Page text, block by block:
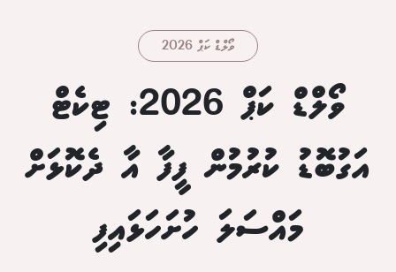
ވޯލްޑް ކަޕް 2026
ވޯލްޑް ކަޕް 2026: ޓިކެޓް
އަގުބޮޑު ކުރުމުން ފީފާ އާ ދެކޮޅަށް
މައްސަލަ ހުށަހަޅައިފި